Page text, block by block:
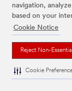
navigation,
based on your
Cookie Notice
Reject Non-
Cookie